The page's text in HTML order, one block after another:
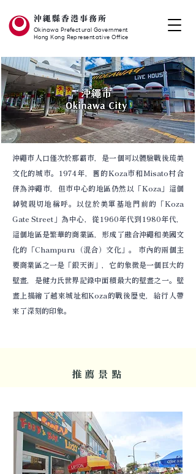
沖繩縣香港事務所
Okinawa Prefectural Government
Hong Kong Representative Office
沖繩市人口僅次於那霸市，是一個可以體驗戰後琉美
文化的城市。1974年，舊的Koza市和Misato村合
併為沖繩市，但市中心的地區仍然以「Koza」這個
綽號親切地稱呼。以位於美軍基地門前的「Koza
Gate Street」為中心，從1960年代到1980年代，
這個地區是繁華的商業區，形成了融合沖繩和美國文
化的「Champuru（混合）文化」。 市內的兩個主
要商業區之一是「銀天街」，它的象徵是一個巨大的
壁畫，是健力氏世界記錄中面積最大的壁畫之一。壁
畫上描繪了越來城址和Koza的戰後歷史，給行人帶
來了深刻的印象。
推薦景點